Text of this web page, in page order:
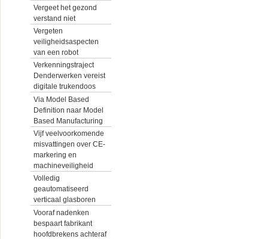
Vergeet het gezond
verstand niet
Vergeten
veiligheidsaspecten
van een robot
Verkenningstraject
Denderwerken vereist
digitale trukendoos
Via Model Based
Definition naar Model
Based Manufacturing
Vijf veelvoorkomende
misvattingen over CE-
markering en
machineveiligheid
Volledig
geautomatiseerd
verticaal glasboren
Vooraf nadenken
bespaart fabrikant
hoofdbrekens achteraf